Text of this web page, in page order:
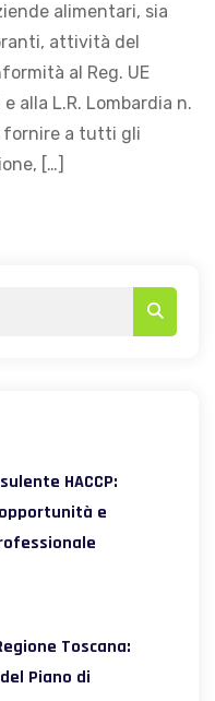
alimentari, sia
attività del
al Reg. UE
alla L.R. Lombardia n.
fornire a tutti gli
[…]
Search
HACCP:
e
Toscana:
Piano di